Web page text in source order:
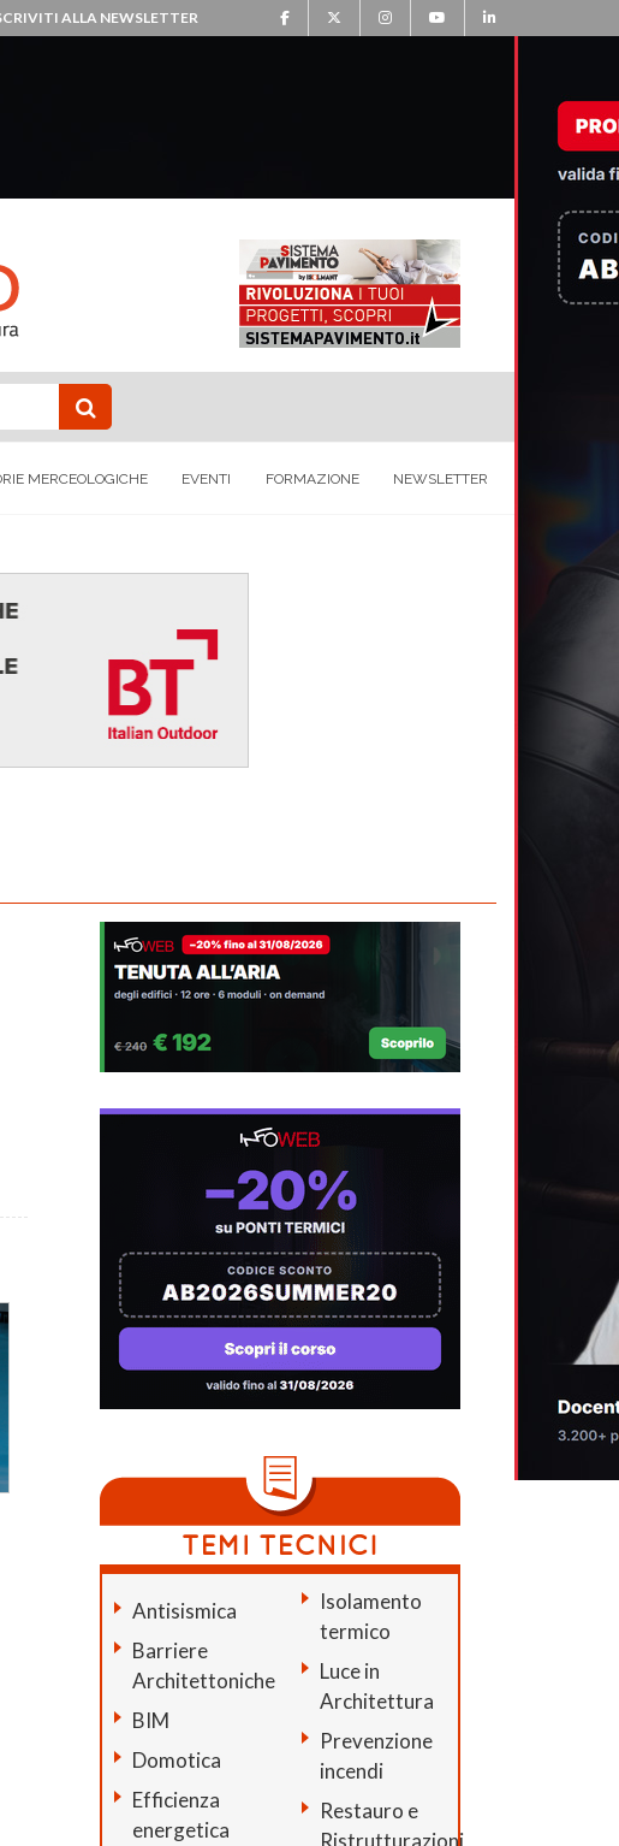
ALLA NEWSLETTER
MERCEOLOGICHE EVENTI FORMAZIONE NEWSLETTER
Antisismica
Barriere
Architettoniche
BIM
Domotica
Efficienza
energetica
Isolamento
termico
Luce in
Architettura
Prevenzione
incendi
Restauro e
Ristrutturazioni